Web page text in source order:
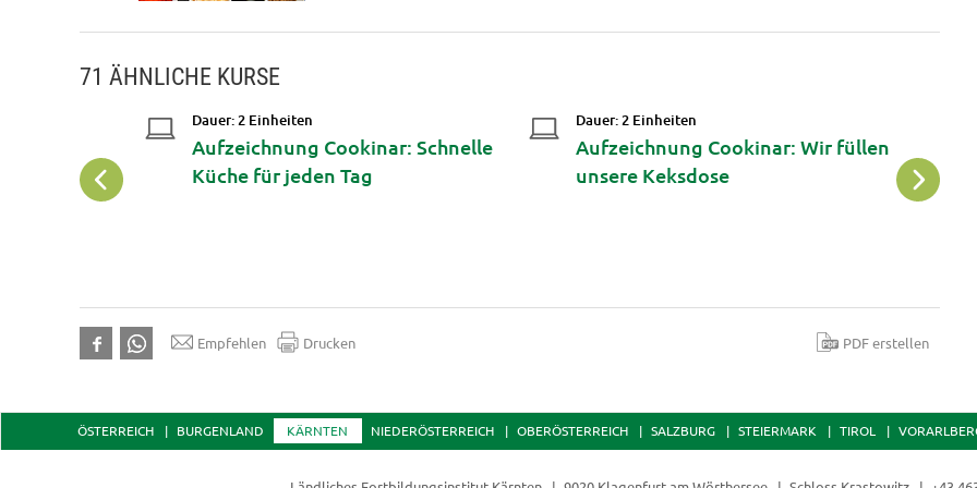
71 ÄHNLICHE KURSE
Dauer: 2 Einheiten
Aufzeichnung Cookinar: Schnelle
Küche für jeden Tag
Dauer: 2 Einheiten
Aufzeichnung Cookinar: Wir füllen
unsere Keksdose
Empfehlen Drucken PDF erstellen
ÖSTERREICH BURGENLAND KÄRNTEN NIEDERÖSTERREICH OBERÖSTERREICH SALZBURG STEIERMARK TIROL